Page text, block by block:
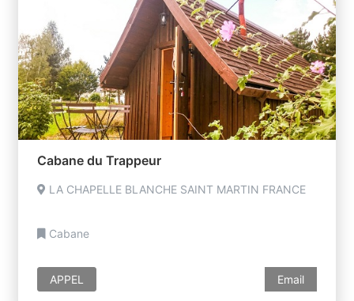
Cabane du Trappeur
LA CHAPELLE BLANCHE SAINT MARTIN FRANCE
Cabane
APPEL Email